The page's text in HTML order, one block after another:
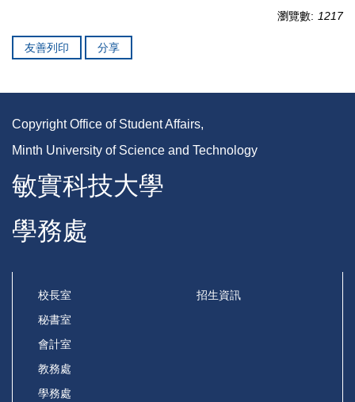
瀏覽數: 1217
友善列印 分享
Copyright Office of Student Affairs,
Minth University of Science and Technology
敏實科技大學
學務處
校長室
秘書室
會計室
教務處
學務處
招生資訊